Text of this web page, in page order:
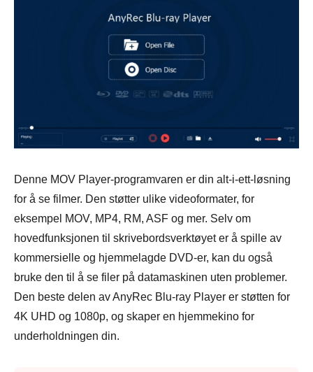
Denne MOV Player-programvaren er din alt-i-ett-løsning
for å se filmer. Den støtter ulike videoformater, for
eksempel MOV, MP4, RM, ASF og mer. Selv om
hovedfunksjonen til skrivebordsverktøyet er å spille av
kommersielle og hjemmelagde DVD-er, kan du også
bruke den til å se filer på datamaskinen uten problemer.
Den beste delen av AnyRec Blu-ray Player er støtten for
4K UHD og 1080p, og skaper en hjemmekino for
underholdningen din.